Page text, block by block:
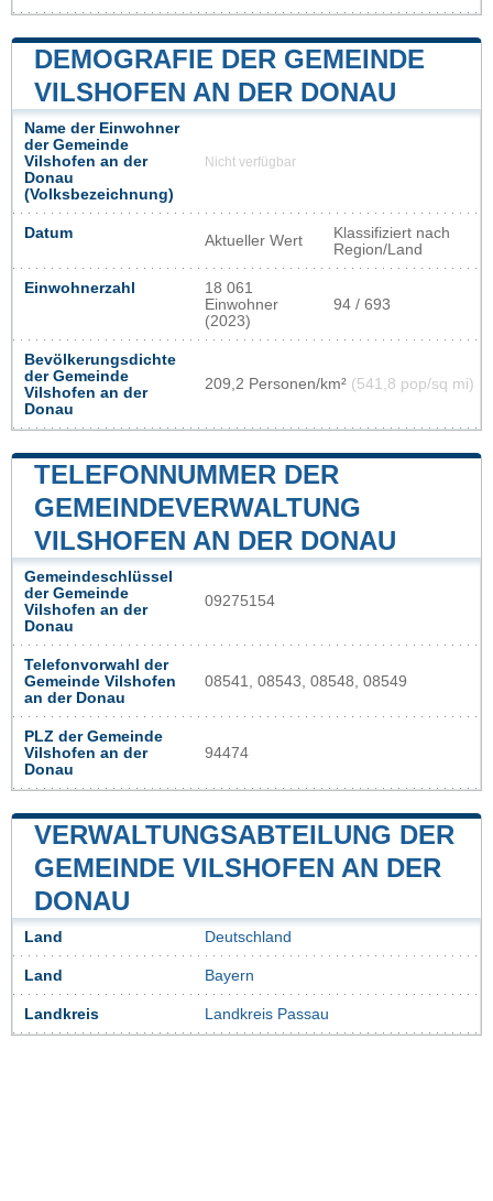
DEMOGRAFIE DER GEMEINDE
VILSHOFEN AN DER DONAU
Name der Einwohner
der Gemeinde
Vilshofen an der
Donau
(Volksbezeichnung)
Nicht verfügbar
Datum Aktueller Wert
Klassifiziert nach
Region/Land
Einwohnerzahl
18 061
Einwohner
(2023)
94 / 693
Bevölkerungsdichte
der Gemeinde
Vilshofen an der
Donau
209,2 Personen/km² (541,8 pop/sq mi)
TELEFONNUMMER DER
GEMEINDEVERWALTUNG
VILSHOFEN AN DER DONAU
Gemeindeschlüssel
der Gemeinde
Vilshofen an der
Donau
09275154
Telefonvorwahl der
Gemeinde Vilshofen
an der Donau
08541, 08543, 08548, 08549
PLZ der Gemeinde
Vilshofen an der
Donau
94474
VERWALTUNGSABTEILUNG DER
GEMEINDE VILSHOFEN AN DER
DONAU
Land Deutschland
Land Bayern
Landkreis Landkreis Passau